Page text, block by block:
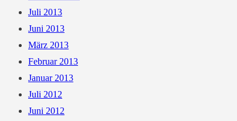
Juli 2013
Juni 2013
März 2013
Februar 2013
Januar 2013
Juli 2012
Juni 2012